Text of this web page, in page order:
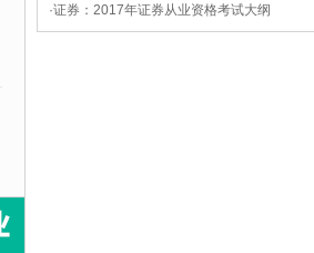
·证券：2017年证券从业资格考试大纲